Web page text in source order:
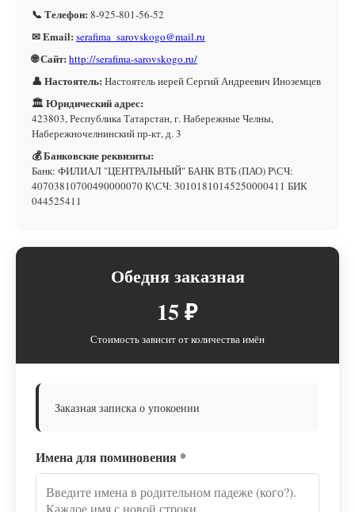
📞 Телефон: 8-925-801-56-52
✉ Email: serafima_sarovskogo@mail.ru
🌐 Сайт: http://serafima-sarovskogo.ru/
👤 Настоятель: Настоятель иерей Сергий Андреевич Иноземцев
🏛 Юридический адрес:
423803, Республика Татарстан, г. Набережные Челны,
Набережночелнинский пр-кт, д. 3
💰 Банковские реквизиты:
Банк: ФИЛИАЛ "ЦЕНТРАЛЬНЫЙ" БАНК ВТБ (ПАО) Р\СЧ:
40703810700490000070 К\СЧ: 30101810145250000411 БИК
044525411
Обедня заказная
15 ₽
Стоимость зависит от количества имён
Заказная записка о упокоении
Имена для поминовения *